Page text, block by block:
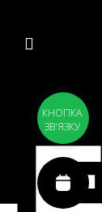
КНОПКА
ЗВ'ЯЗКУ